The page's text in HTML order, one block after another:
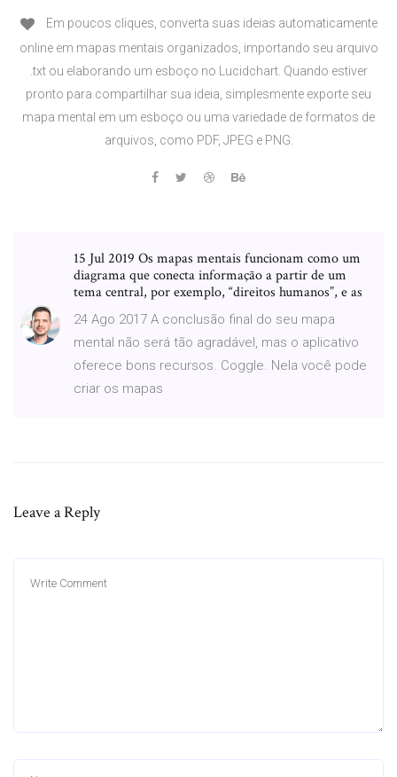
Em poucos cliques, converta suas ideias automaticamente
online em mapas mentais organizados, importando seu arquivo
.txt ou elaborando um esboço no Lucidchart. Quando estiver
pronto para compartilhar sua ideia, simplesmente exporte seu
mapa mental em um esboço ou uma variedade de formatos de
arquivos, como PDF, JPEG e PNG.
15 Jul 2019 Os mapas mentais funcionam como um
diagrama que conecta informação a partir de um
tema central, por exemplo, “direitos humanos”, e as
24 Ago 2017 A conclusão final do seu mapa
mental não será tão agradável, mas o aplicativo
oferece bons recursos. Coggle. Nela você pode
criar os mapas
Leave a Reply